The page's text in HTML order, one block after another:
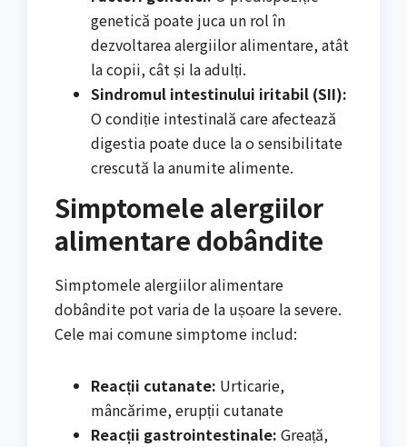
genetică poate juca un rol în
dezvoltarea alergiilor alimentare, atât
la copii, cât și la adulți.
Sindromul intestinului iritabil (SII):
O condiție intestinală care afectează
digestia poate duce la o sensibilitate
crescută la anumite alimente.
Simptomele alergiilor
alimentare dobândite
Simptomele alergiilor alimentare
dobândite pot varia de la ușoare la severe.
Cele mai comune simptome includ:
Reacții cutanate: Urticarie,
mâncărime, erupții cutanate
Reacții gastrointestinale: Greață,